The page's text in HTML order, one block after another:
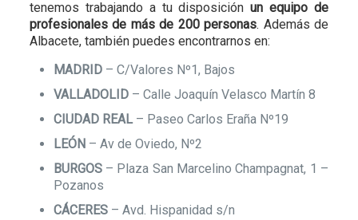
tenemos trabajando a tu disposiciónun equipo de
profesionales de más de 200 personas. Además de
Albacete, también puedes encontrarnos en:
MADRID– C/Valores Nº1, Bajos
VALLADOLID– Calle Joaquín Velasco Martín 8
CIUDAD REAL– Paseo Carlos Eraña Nº19
LEÓN– Av de Oviedo, Nº2
BURGOS– Plaza San Marcelino Champagnat, 1 –
Pozanos
CÁCERES– Avd. Hispanidad s/n